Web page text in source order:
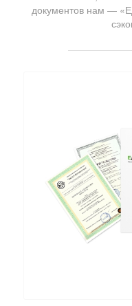
документов нам —